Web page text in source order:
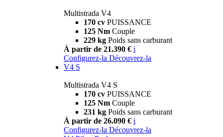
Multistrada V4
170 cv PUISSANCE
125 Nm Couple
229 kg Poids sans carburant
À partir de 21.390 € i
Configurez-la Découvrez-la
V4 S
Multistrada V4 S
170 cv PUISSANCE
125 Nm Couple
231 kg Poids sans carburant
À partir de 26.090 € i
Configurez-la Découvrez-la